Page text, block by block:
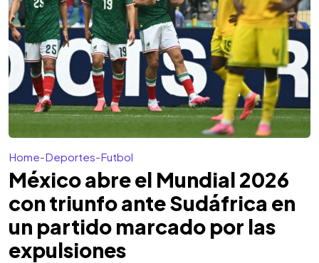
Home-Deportes-Futbol
México abre el Mundial 2026
con triunfo ante Sudáfrica en
un partido marcado por las
expulsiones